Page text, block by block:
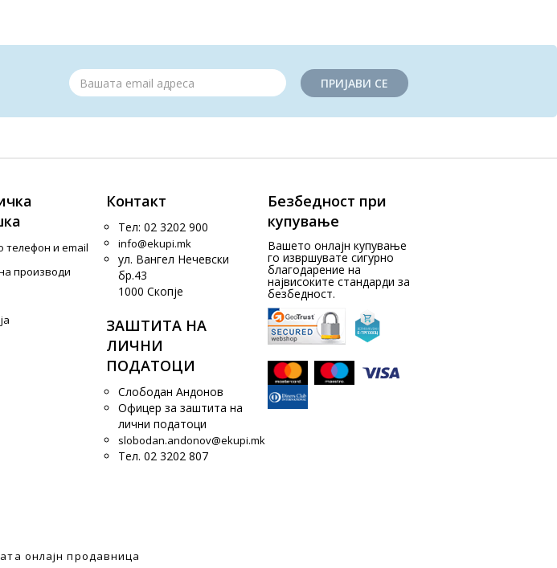
ПРИЈАВИ СЕ
телефон и еmail
производи
Контакт
Тел: 02 3202 900
info@ekupi.mk
ул. Вангел Нечевски
бр.43
1000 Скопје
ЗАШТИТА НА
ЛИЧНИ
ПОДАТОЦИ
Слободан Андонов
Офицер за заштита на
лични податоци
slobodan.andonov@ekupi.mk
Тел. 02 3202 807
Безбедност при
купување
Вашето онлајн купување
го извршувате сигурно
благодарение на
највисоките стандарди за
безбедност.
онлајн продавница